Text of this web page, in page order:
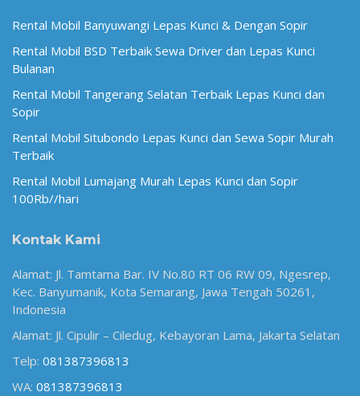
Rental Mobil Banyuwangi Lepas Kunci & Dengan Sopir
Rental Mobil BSD Terbaik Sewa Driver dan Lepas Kunci
Bulanan
Rental Mobil Tangerang Selatan Terbaik Lepas Kunci dan
Sopir
Rental Mobil Situbondo Lepas Kunci dan Sewa Sopir Murah
Terbaik
Rental Mobil Lumajang Murah Lepas Kunci dan Sopir
100Rb//hari
Kontak Kami
Alamat: Jl. Tamtama Bar. IV No.80 RT 06 RW 09, Ngesrep,
Kec. Banyumanik, Kota Semarang, Jawa Tengah 50261,
Indonesia
Alamat: Jl. Cipulir – Ciledug, Kebayoran Lama, Jakarta Selatan
Telp: 081387396813
WA: 081387396813